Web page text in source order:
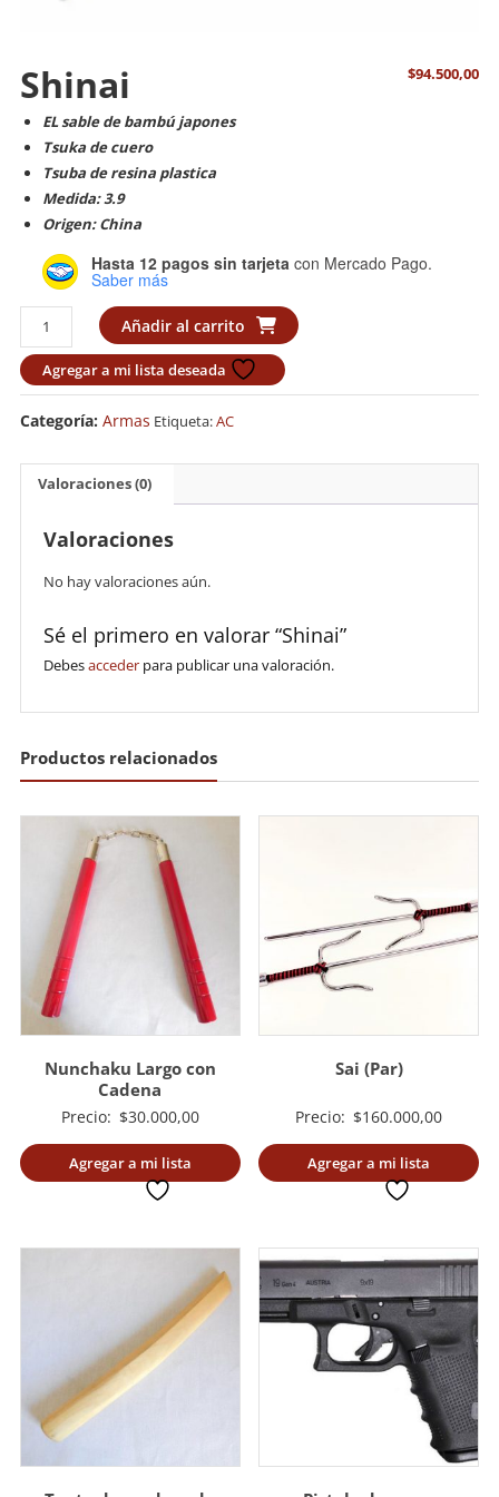
Shinai $94.500,00
EL sable de bambú japones
Tsuka de cuero
Tsuba de resina plastica
Medida: 3.9
Origen: China
Hasta 12 pagos sin tarjeta con Mercado Pago.
Saber más
Shinai
cantidad
Añadir al carrito
Agregar a mi lista deseada
Categoría: Armas Etiqueta:AC
Valoraciones (0)
Valoraciones
No hay valoraciones aún.
Sé el primero en valorar “Shinai”
Debesaccederpara publicar una valoración.
Productos relacionados
Nunchaku Largo con
Cadena
Precio: $30.000,00
Agregar a mi lista
Sai (Par)
Precio: $160.000,00
Agregar a mi lista